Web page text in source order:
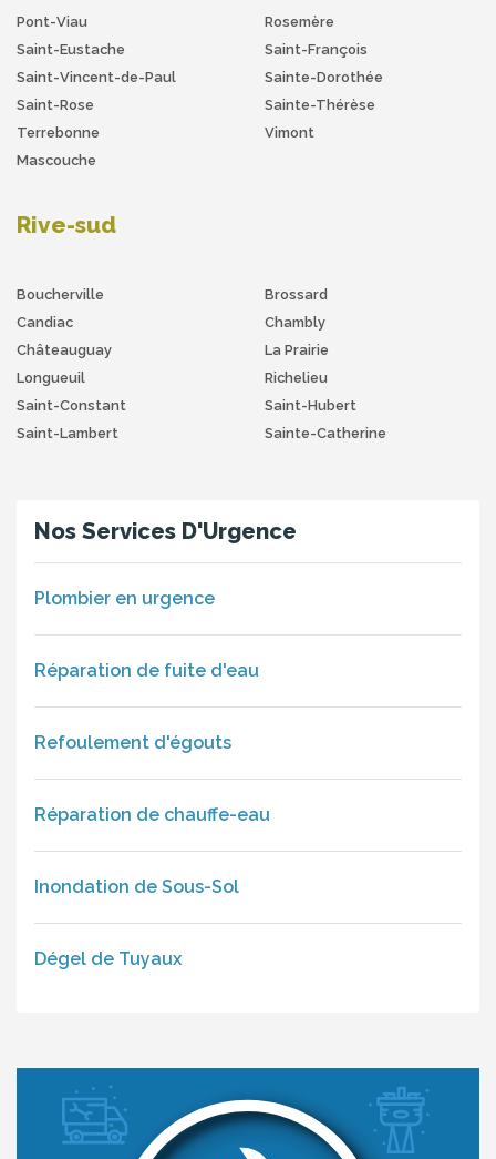
Pont-Viau
Rosemère
Saint-Eustache
Saint-François
Saint-Vincent-de-Paul
Sainte-Dorothée
Saint-Rose
Sainte-Thérèse
Terrebonne
Vimont
Mascouche
Rive-sud
Boucherville
Brossard
Candiac
Chambly
Châteauguay
La Prairie
Longueuil
Richelieu
Saint-Constant
Saint-Hubert
Saint-Lambert
Sainte-Catherine
Nos Services D'Urgence
Plombier en urgence
Réparation de fuite d'eau
Refoulement d'égouts
Réparation de chauffe-eau
Inondation de Sous-Sol
Dégel de Tuyaux